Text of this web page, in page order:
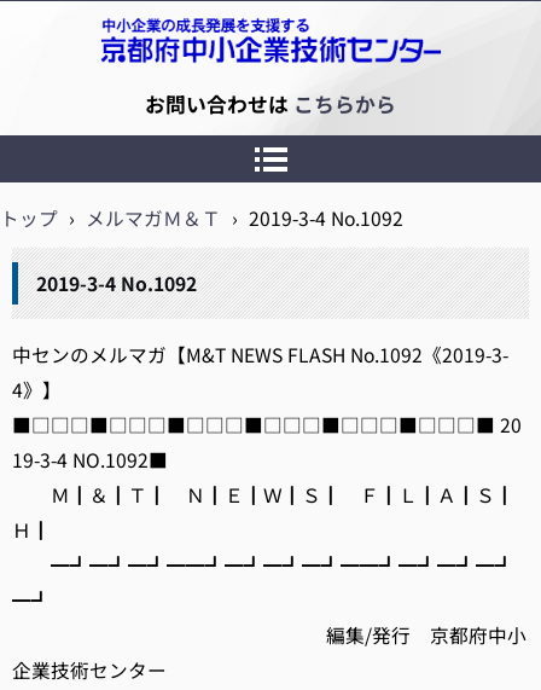
京都府中小企業技術センター
お問い合わせは こちらから
トップ › メルマガＭ＆Ｔ › 2019-3-4 No.1092
2019-3-4 No.1092
中センのメルマガ【M&T NEWS FLASH No.1092《2019-3-
4》】
■□□□■□□□■□□□■□□□■□□□■□□□■ 20
19-3-4 NO.1092■
Ｍ┃＆┃Ｔ┃ Ｎ┃Ｅ┃Ｗ┃Ｓ┃ Ｆ┃Ｌ┃Ａ┃Ｓ┃
Ｈ┃
━┛━┛━┛━━┛━┛━┛━┛━━┛━┛━┛━┛
━┛
編集/発行 京都府中小
企業技術センター